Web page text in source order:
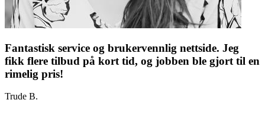
Fantastisk service og brukervennlig nettside. Jeg
fikk flere tilbud på kort tid, og jobben ble gjort til en
rimelig pris!
Trude B.